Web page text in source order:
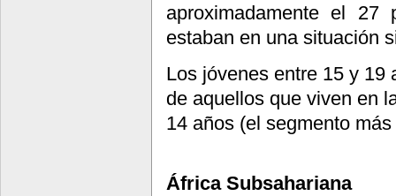
aproximadamente el
estaban en una situación
Los jóvenes entre 15 y 19
de aquellos que viven en
14 años (el segmento
África Subsahariana